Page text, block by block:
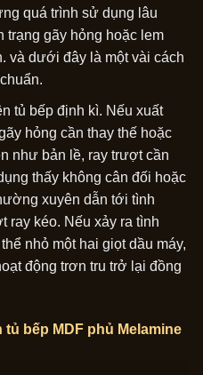
quá trình sử dụng lâu
trạng gãy hỏng hoặc lem
và dưới đây là một vài cách
tủ bếp định kì. Nếu xuất
hỏng cần thay thế hoặc
như bản lề, ray trượt cần
thấy không cân đối hoặc
xuyên dẫn tới tình
ray kéo. Nếu xảy ra tình
nhỏ một hai giọt dầu máy,
động trơn tru trở lại đồng
bếp MDF phủ Melamine